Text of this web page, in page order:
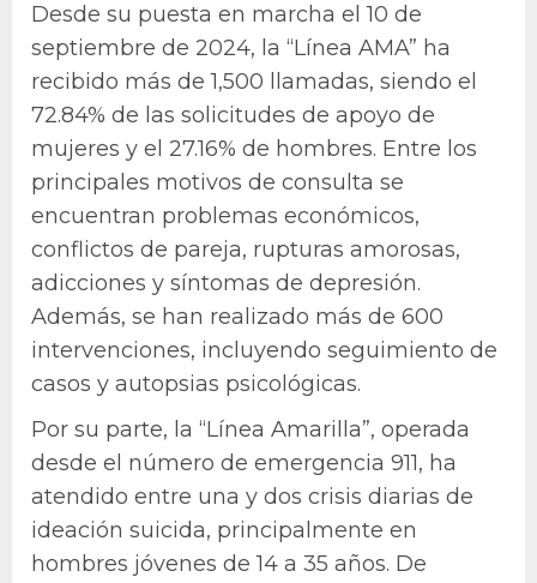
Desde su puesta en marcha el 10 de
septiembre de 2024, la “Línea AMA” ha
recibido más de 1,500 llamadas, siendo el
72.84% de las solicitudes de apoyo de
mujeres y el 27.16% de hombres. Entre los
principales motivos de consulta se
encuentran problemas económicos,
conflictos de pareja, rupturas amorosas,
adicciones y síntomas de depresión.
Además, se han realizado más de 600
intervenciones, incluyendo seguimiento de
casos y autopsias psicológicas.
Por su parte, la “Línea Amarilla”, operada
desde el número de emergencia 911, ha
atendido entre una y dos crisis diarias de
ideación suicida, principalmente en
hombres jóvenes de 14 a 35 años. De